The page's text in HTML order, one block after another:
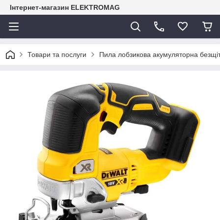
Інтернет-магазин ELEKTROMAG
Товари та послуги Пила лобзикова акумуляторна